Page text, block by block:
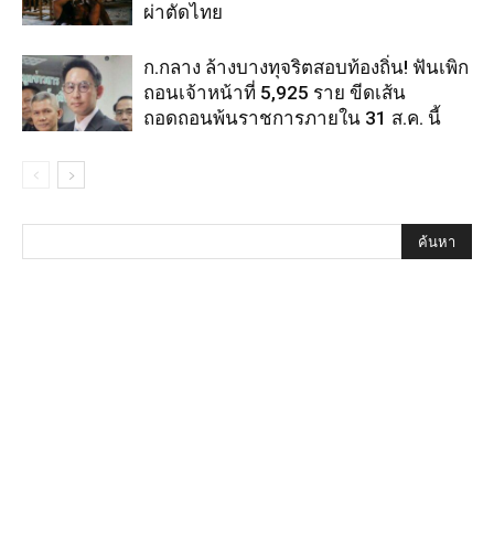
ผ่าตัดไทย
ก.กลาง ล้างบางทุจริตสอบท้องถิ่น! ฟันเพิก
ถอนเจ้าหน้าที่ 5,925 ราย ขีดเส้น
ถอดถอนพ้นราชการภายใน 31 ส.ค. นี้